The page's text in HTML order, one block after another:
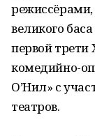
великого
первой трети
комедийно-
О’Нил» с
театров.